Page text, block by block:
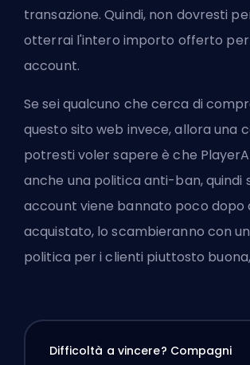
transazione. Quindi, non dovresti
otterrai l'intero importo offerto per
account.
Se sei qualcuno che cerca di
questo sito web invece, allora una
potresti voler sapere è che
anche una politica anti-ban, quindi
account viene bannato poco dopo
acquistato, lo scambieranno con
politica per i clienti piuttosto
Difficoltà a vincere? Compagni